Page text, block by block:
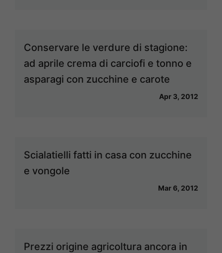
Conservare le verdure di stagione:
ad aprile crema di carciofi e tonno e
asparagi con zucchine e carote
Apr 3, 2012
Scialatielli fatti in casa con zucchine
e vongole
Mar 6, 2012
Prezzi origine agricoltura ancora in